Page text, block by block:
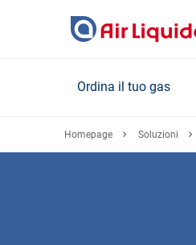
Ordina il tuo gas
Homepage Soluzioni